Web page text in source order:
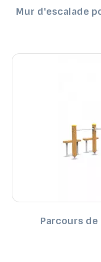
Mur d'escalade
Parcours